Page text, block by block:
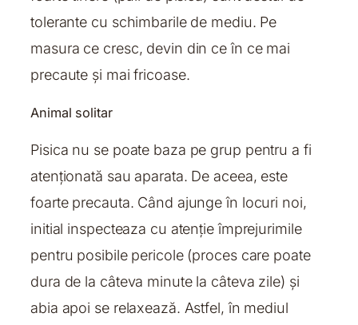
tolerante cu schimbarile de mediu. Pe
masura ce cresc, devin din ce în ce mai
precaute și mai fricoase.
Animal solitar
Pisica nu se poate baza pe grup pentru a fi
atenționată sau aparata. De aceea, este
foarte precauta. Când ajunge în locuri noi,
initial inspecteaza cu atenție împrejurimile
pentru posibile pericole (proces care poate
dura de la câteva minute la câteva zile) și
abia apoi se relaxează. Astfel, în mediul